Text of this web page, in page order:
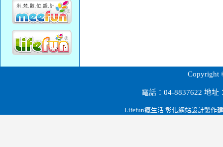
Copyright
電話：04-8837622 地
Lifefun瘋生活 彰化網站設計製作